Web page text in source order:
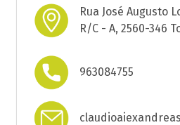
Rua José Augusto
R/C - A, 2560-346
963084755